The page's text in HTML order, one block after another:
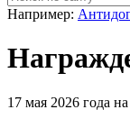
Например:
17 мая 2026 года